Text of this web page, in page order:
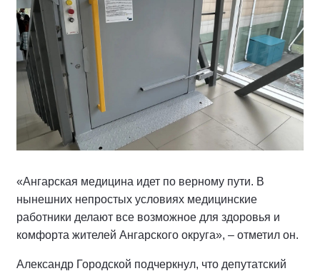
«Ангарская медицина идет по верному пути. В
нынешних непростых условиях медицинские
работники делают все возможное для здоровья и
комфорта жителей Ангарского округа», – отметил он.
Александр Городской подчеркнул, что депутатский